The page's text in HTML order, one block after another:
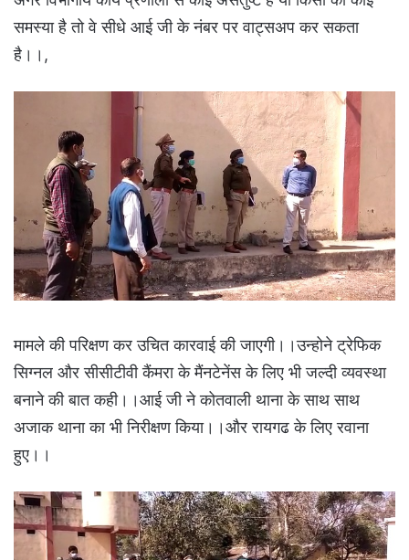
समस्या है तो वे सीधे आई जी के नंबर पर वाट्सअप कर सकता
है।।,
मामले की परिक्षण कर उचित कारवाई की जाएगी।।उन्होने ट्रेफिक
सिग्नल और सीसीटीवी कैंमरा के मैंनटेनेंस के लिए भी जल्दी व्यवस्था
बनाने की बात कही।।आई जी ने कोतवाली थाना के साथ साथ
अजाक थाना का भी निरीक्षण किया।।और रायगढ के लिए रवाना
हुए।।